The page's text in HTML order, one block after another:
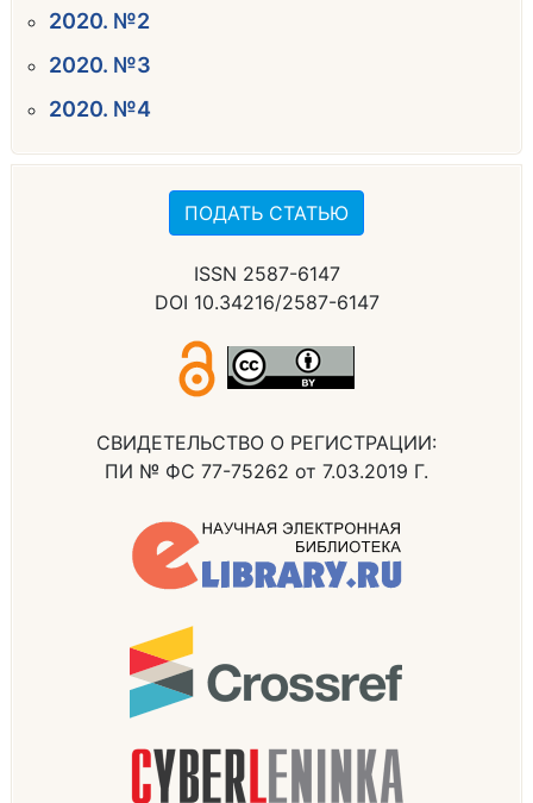
ПОДАТЬ СТАТЬЮ
ISSN 2587-6147
DOI 10.34216/2587-6147
СВИДЕТЕЛЬСТВО О РЕГИСТРАЦИИ:
ПИ № ФС 77-75262 от 7.03.2019 Г.
2020. №2
2020. №3
2020. №4